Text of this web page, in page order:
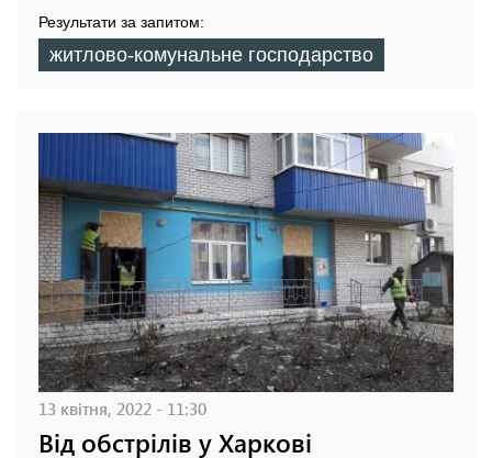
Результати за запитом:
житлово-комунальне господарство
13 квітня, 2022 - 11:30
Від обстрілів у Харкові